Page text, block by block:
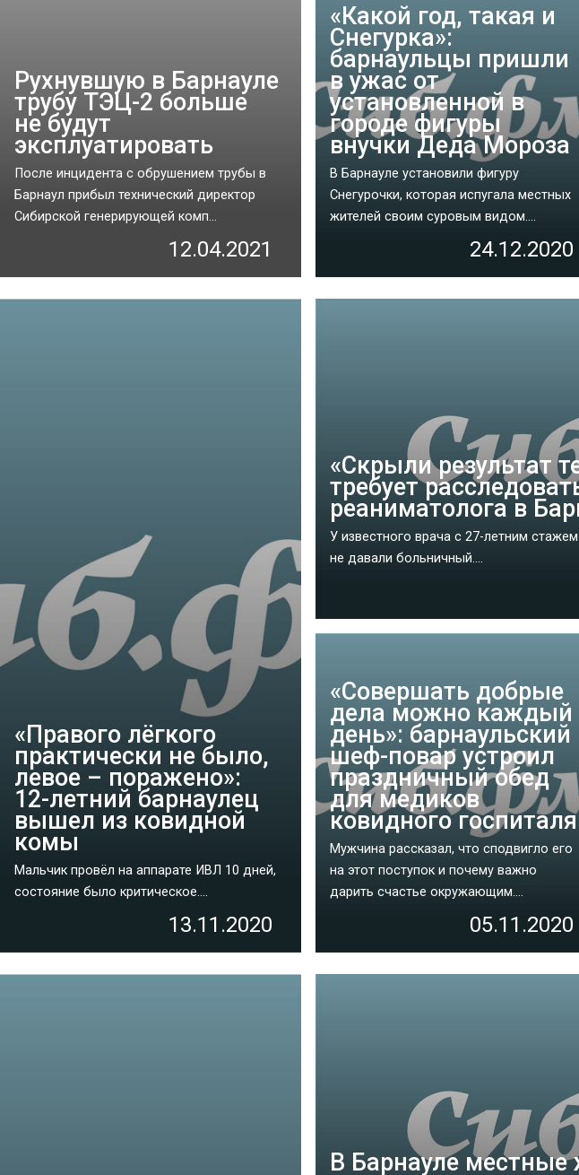
Рухнувшую в Барнауле
трубу ТЭЦ-2 больше
не будут
эксплуатировать
После инцидента с обрушением трубы в
Барнаул прибыл технический директор
Сибирской генерирующей комп...
12.04.2021
«Какой год, такая и
Снегурка»:
барнаульцы пришли
в ужас от
установленной в
городе фигуры
внучки Деда Мороза
В Барнауле установили фигуру
Снегурочки, которая испугала местных
жителей своим суровым видом....
24.12.2020
«‎Правого лёгкого
практически не было,
левое – поражено»:
12-летний барнаулец
вышел из ковидной
комы
Мальчик провёл на аппарате ИВЛ 10 дней,
состояние было критическое....
13.11.2020
«Скрыли результат
требует
реаниматолога в
У известного врача с 27-летним
не давали больничный....
«‎Совершать добрые
дела можно каждый
день»: барнаульский
шеф-повар устроил
праздничный обед
для медиков
ковидного госпиталя
Мужчина рассказал, что сподвигло его
на этот поступок и почему важно
дарить счастье окружающим....
05.11.2020
В Барнауле